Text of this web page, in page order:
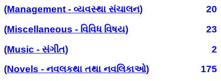
(Management - વ્યવસ્થા સંચાલન)
20
(Miscellaneous - વિવિધ વિષય)
23
(Music - સંગીત)
2
(Novels - નવલકથા તથા નવલિકાઓ)
175